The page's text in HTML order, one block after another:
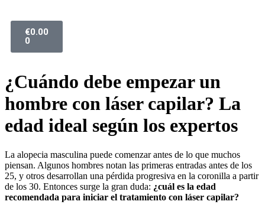
€0.00
0
¿Cuándo debe empezar un
hombre con láser capilar? La
edad ideal según los expertos
La alopecia masculina puede comenzar antes de lo que muchos
piensan. Algunos hombres notan las primeras entradas antes de los
25, y otros desarrollan una pérdida progresiva en la coronilla a partir
de los 30. Entonces surge la gran duda: ¿cuál es la edad
recomendada para iniciar el tratamiento con láser capilar?